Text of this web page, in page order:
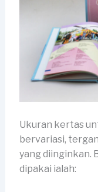
Ukuran kertas
bervariasi,
yang diinginkan.
dipakai ialah: